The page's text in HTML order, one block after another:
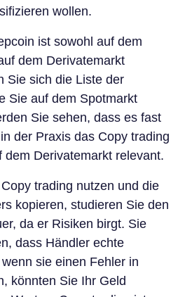
wollen.
ist sowohl auf dem
dem Derivatemarkt
Sie sich die Liste der
Sie auf dem Spotmarkt
Sie sehen, dass es fast
der Praxis das Copy trading
dem Derivatemarkt relevant.
trading nutzen und die
kopieren, studieren Sie den
da er Risiken birgt. Sie
dass Händler echte
sie einen Fehler in
könnten Sie Ihr Geld